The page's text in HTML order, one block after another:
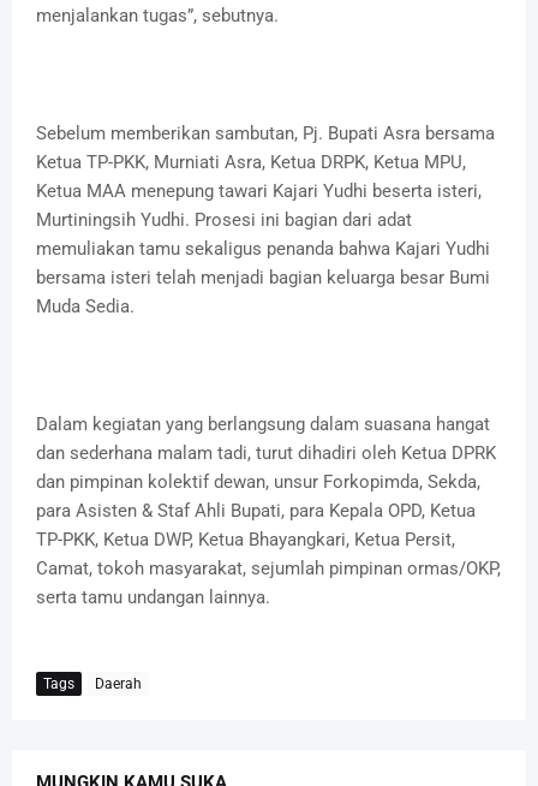
menjalankan tugas”, sebutnya.
Sebelum memberikan sambutan, Pj. Bupati Asra bersama
Ketua TP-PKK, Murniati Asra, Ketua DRPK, Ketua MPU,
Ketua MAA menepung tawari Kajari Yudhi beserta isteri,
Murtiningsih Yudhi. Prosesi ini bagian dari adat
memuliakan tamu sekaligus penanda bahwa Kajari Yudhi
bersama isteri telah menjadi bagian keluarga besar Bumi
Muda Sedia.
Dalam kegiatan yang berlangsung dalam suasana hangat
dan sederhana malam tadi, turut dihadiri oleh Ketua DPRK
dan pimpinan kolektif dewan, unsur Forkopimda, Sekda,
para Asisten & Staf Ahli Bupati, para Kepala OPD, Ketua
TP-PKK, Ketua DWP, Ketua Bhayangkari, Ketua Persit,
Camat, tokoh masyarakat, sejumlah pimpinan ormas/OKP,
serta tamu undangan lainnya.
Tags Daerah